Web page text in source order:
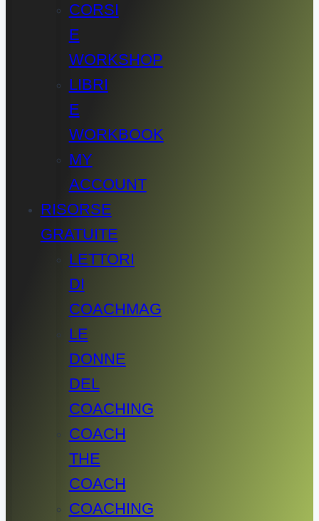
CORSI
E
WORKSHOP
LIBRI
E
WORKBOOK
MY
ACCOUNT
RISORSE
GRATUITE
LETTORI
DI
COACHMAG
LE
DONNE
DEL
COACHING
COACH
THE
COACH
COACHING